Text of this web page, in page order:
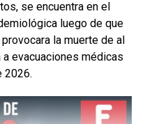
se encuentra en el
luego de que
la muerte de al
evacuaciones médicas
2026.